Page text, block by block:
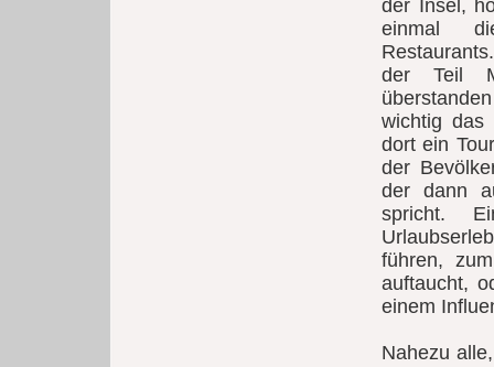
der Insel,
einmal
der Teil
wichtig das
dort ein
der
der dann
spricht.
führen,
auftaucht,
einem
Nahezu